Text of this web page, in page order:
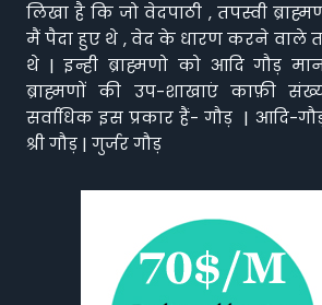
लिखा है कि जो वेदपाठी , तपस्वी ब्राह्मण
मैं पैदा हुए थे , वेद के धारण करने वाले
थे | इन्ही ब्राह्मणो को आदि गौड़
ब्राह्मणों की उप-शाखाएं काफ़ी
सर्वाधिक इस प्रकार हैं- गौड़ | आदि-
श्री गौड़ | गुर्जर गौड़